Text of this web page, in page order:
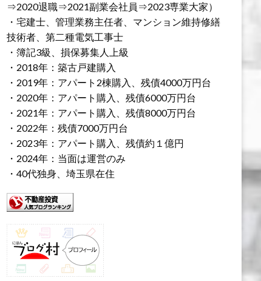
⇒2020退職⇒2021副業会社員⇒2023専業大家）
・宅建士、管理業務主任者、マンション維持修繕
技術者、第二種電気工事士
・簿記3級、損保募集人上級
・2018年：築古戸建購入
・2019年：アパート2棟購入、残債4000万円台
・2020年：アパート購入、残債6000万円台
・2021年：アパート購入、残債8000万円台
・2022年：残債7000万円台
・2023年：アパート購入、残債約１億円
・2024年：当面は運営のみ
・40代独身、埼玉県在住